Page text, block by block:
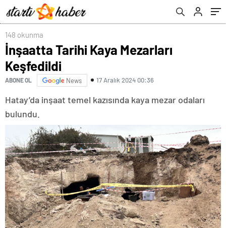
148 okunma
İnşaatta Tarihi Kaya Mezarları
Keşfedildi
ABONE OL News 17 Aralık 2024 00:36
Hatay’da inşaat temel kazısında kaya mezar odaları
bulundu.